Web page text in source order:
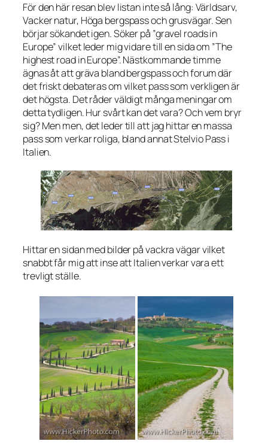
För den här resan blev listan inte så lång: Världsarv,
Vacker natur, Höga bergspass och grusvägar. Sen
börjar sökandet igen. Söker på ”gravel roads in
Europe” vilket leder mig vidare till en sida om ”The
highest road in Europe”. Nästkommande timme
ägnas åt att gräva bland bergspass och forum där
det friskt debateras om vilket pass som verkligen är
det högsta. Det råder väldigt många meningar om
detta tydligen. Hur svårt kan det vara? Och vem bryr
sig? Men men, det leder till att jag hittar en massa
pass som verkar roliga, bland annatStelvio Passi
Italien.
Hittar en sidan med bilder på vackra vägar vilket
snabbt får mig att inse att Italien verkar vara ett
trevligt ställe.